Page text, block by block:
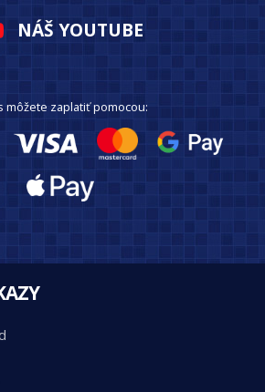
NÁŠ YOUTUBE
môžete zaplatiť pomocou: